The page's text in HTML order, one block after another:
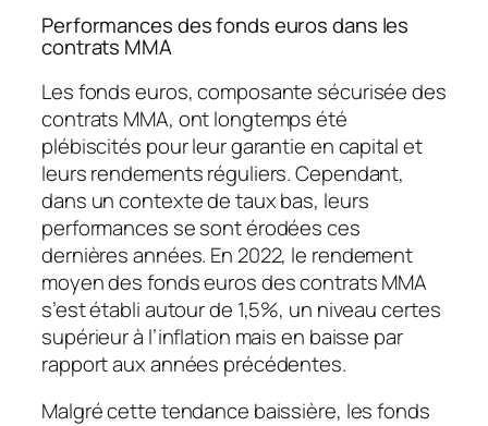
Performances des fonds euros dans les
contrats MMA
Les fonds euros, composante sécurisée des
contrats MMA, ont longtemps été
plébiscités pour leur garantie en capital et
leurs rendements réguliers. Cependant,
dans un contexte de taux bas, leurs
performances se sont érodées ces
dernières années. En 2022, le rendement
moyen des fonds euros des contrats MMA
s’est établi autour de 1,5%, un niveau certes
supérieur à l’inflation mais en baisse par
rapport aux années précédentes.
Malgré cette tendance baissière, les fonds